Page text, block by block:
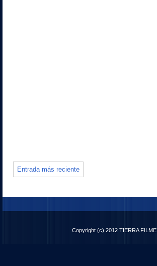
Entrada más reciente
Copyright (c) 2012 TIERRA FILME